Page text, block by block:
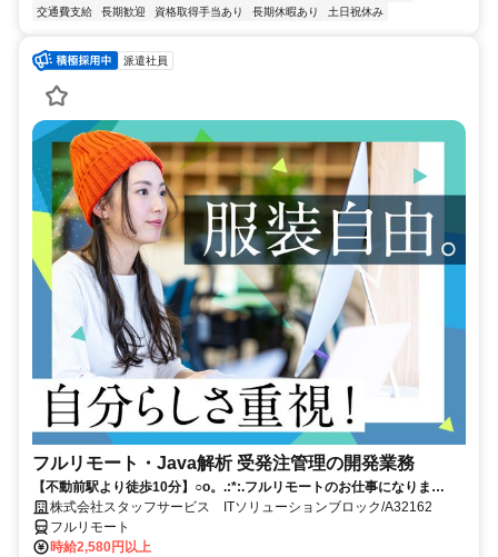
交通費支給
長期歓迎 資格取得手当あり 長期休暇あり 土日祝休み
派遣社員
フルリモート・Java解析 受発注管理の開発業務
【不動前駅より徒歩10分】○o。.:*:.フルリモートのお仕事になりま
す.:*:.。o○ご応募お待ちしております！
株式会社スタッフサービス ITソリューションブロック/A32162
フルリモート
時給2,580円以上